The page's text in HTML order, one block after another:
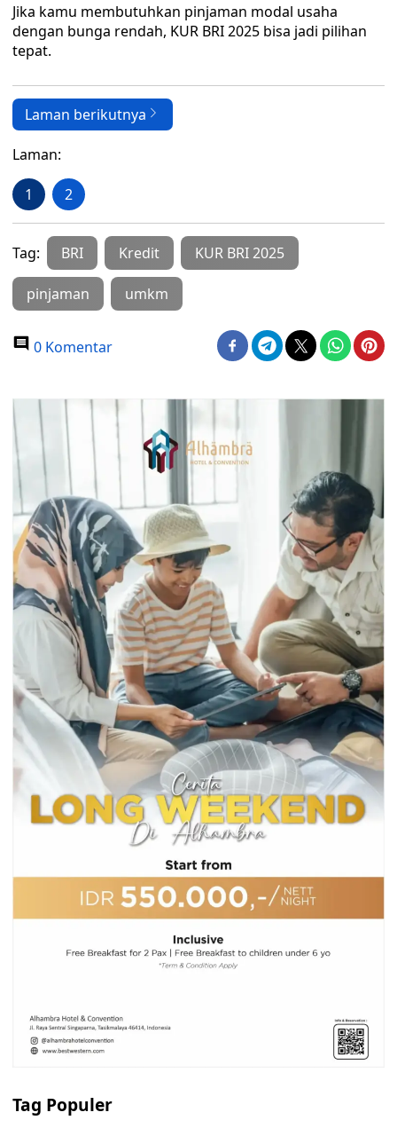
Jika kamu membutuhkan pinjaman modal usaha
dengan bunga rendah, KUR BRI 2025 bisa jadi pilihan
tepat.
Laman berikutnya
Laman:
1 2
Tag: BRI Kredit KUR BRI 2025
pinjaman umkm
0 Komentar
Tag Populer